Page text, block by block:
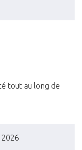
tout au long de